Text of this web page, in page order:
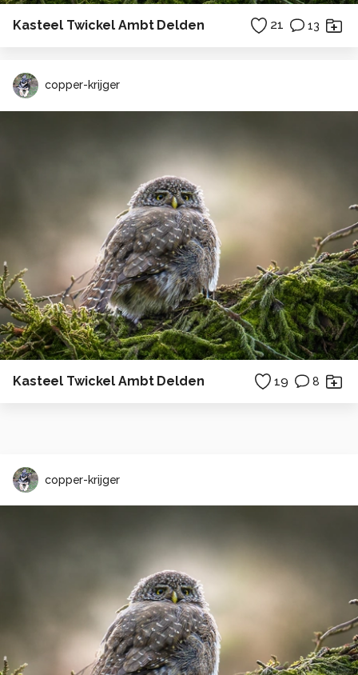
Kasteel Twickel Ambt Delden 21 13
copper-krijger
Kasteel Twickel Ambt Delden 19 8
copper-krijger